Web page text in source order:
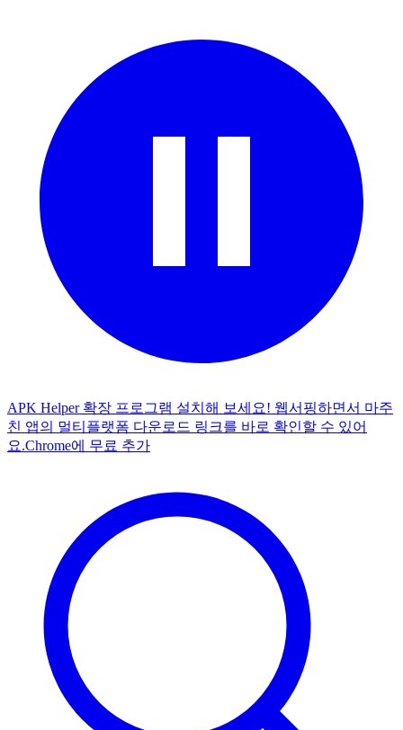
APK Helper 확장 프로그램 설치해 보세요! 웹서핑하면서 마주
친 앱의 멀티플랫폼 다운로드 링크를 바로 확인할 수 있어
요.Chrome에 무료 추가